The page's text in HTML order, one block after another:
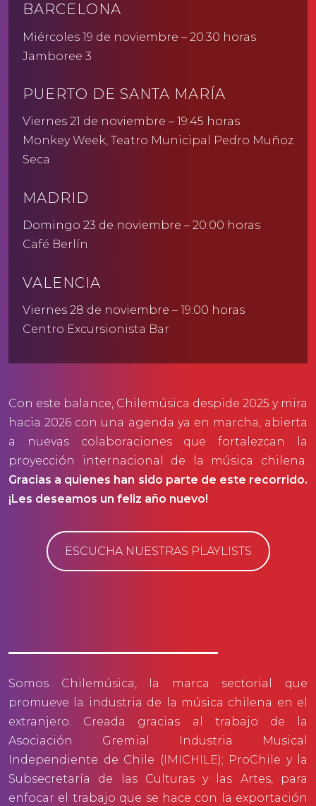
BARCELONA
Miércoles 19 de noviembre – 20:30 horas
Jamboree 3
PUERTO DE SANTA MARÍA
Viernes 21 de noviembre – 19:45 horas
Monkey Week, Teatro Municipal Pedro Muñoz
Seca
MADRID
Domingo 23 de noviembre – 20:00 horas
Café Berlín
VALENCIA
Viernes 28 de noviembre – 19:00 horas
Centro Excursionista Bar
Con este balance, Chilemúsica despide 2025 y mira
hacia 2026 con una agenda ya en marcha, abierta
a nuevas colaboraciones que fortalezcan la
proyección internacional de la música chilena.
Gracias a quienes han sido parte de este recorrido.
¡Les deseamos un feliz año nuevo!
ESCUCHA NUESTRAS PLAYLISTS
Somos Chilemúsica, la marca sectorial que
promueve la industria de la música chilena en el
extranjero. Creada gracias al trabajo de la
Asociación Gremial Industria Musical
Independiente de Chile (IMICHILE); ProChile y la
Subsecretaría de las Culturas y las Artes, para
enfocar el trabajo que se hace con la exportación